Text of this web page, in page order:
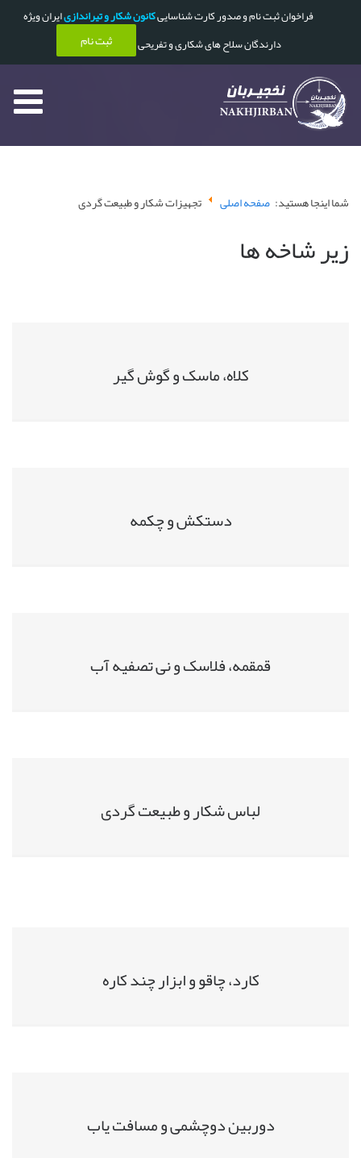
فراخوان ثبت نام و صدور کارت شناساییکانون شکار و تیراندازیایران ویژه
دارندگان سلاح های شکاری و تفریحی
ثبت نام
شما اینجا هستید: صفحه اصلی تجهیزات شکار و طبیعت گردی
زیر شاخه ها
کلاه، ماسک و گوش گیر
دستکش و چکمه
قمقمه، فلاسک و نی تصفیه آب
لباس شکار و طبیعت گردی
کارد، چاقو و ابزار چند کاره
دوربین دوچشمی و مسافت یاب